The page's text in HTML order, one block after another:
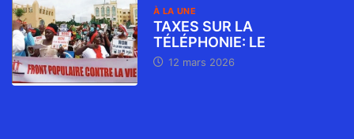
À LA UNE
TAXES SUR LA
TÉLÉPHONIE: LE
12 mars 2026